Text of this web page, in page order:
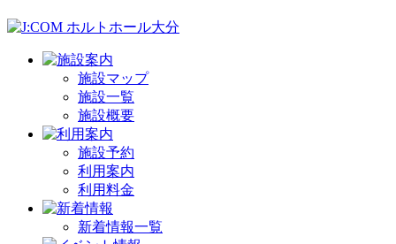
施設マップ
施設一覧
施設概要
施設予約
利用案内
利用料金
新着情報一覧